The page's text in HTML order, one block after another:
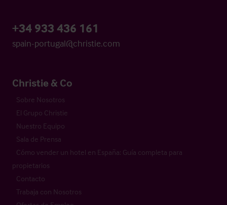
+34 933 436 161
spain-portugal@christie.com
Christie & Co
Sobre Nosotros
El Grupo Christie
Nuestro Equipo
Sala de Prensa
Cómo vender un hotel en España: Guía completa para
propietarios
Contacto
Trabaja con Nosotros